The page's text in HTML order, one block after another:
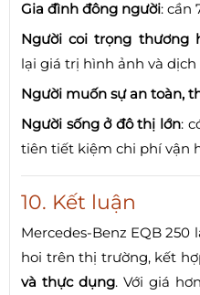
Gia đình đông người: cần
Người coi trọng thương
lại giá trị hình ảnh và
Người muốn sự an toàn,
Người sống ở đô thị lớn:
tiên tiết kiệm chi phí vận
10. Kết luận
Mercedes-Benz EQB 250
hoi trên thị trường, kết
và thực dụng. Với giá